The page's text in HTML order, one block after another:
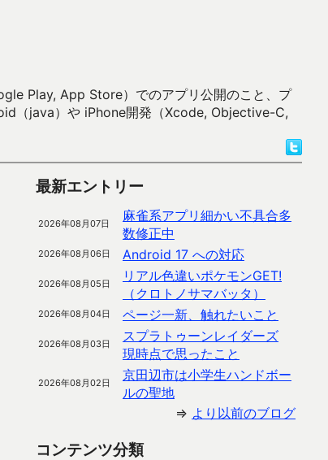
Play, App Store）でのアプリ公開のこと、プ
（java）や iPhone開発（Xcode, Objective-C,
最新エントリー
2026年08月07日
麻雀系アプリ細かい不具合多
数修正中
2026年08月06日 Android 17 への対応
2026年08月05日
リアル色違いポケモンGET!
（クロトノサマバッタ）
2026年08月04日 ページ一新、触れたいこと
2026年08月03日
スプラトゥーンレイダーズ
現時点で思ったこと
2026年08月02日
京田辺市は小学生ハンドボー
ルの聖地
⇒ より以前のブログ
コンテンツ分類